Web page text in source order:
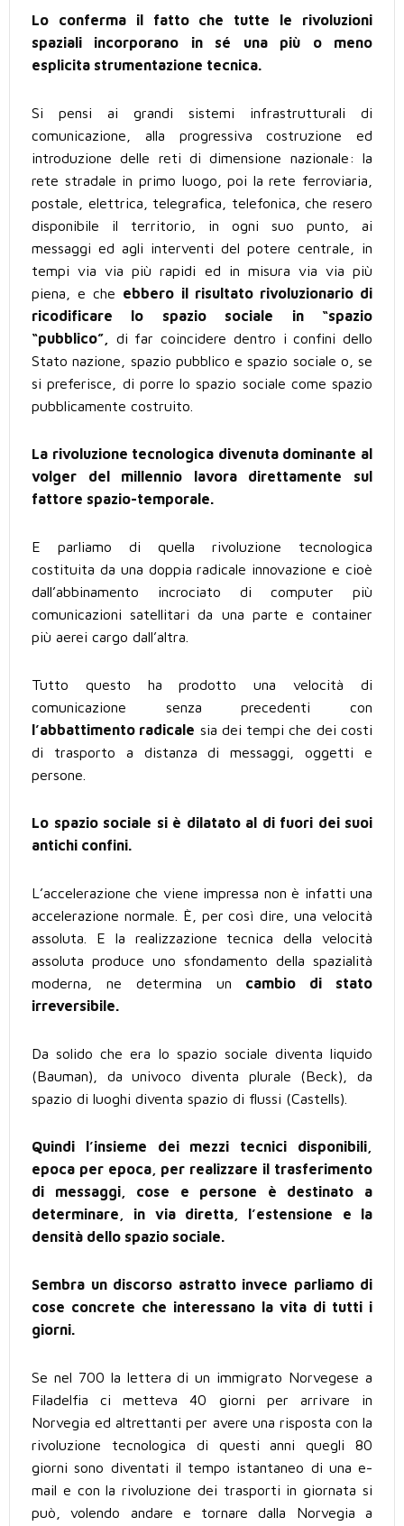
Lo conferma il fatto che tutte le rivoluzioni
spaziali incorporano in sé una più o meno
esplicita strumentazione tecnica.
Si pensi ai grandi sistemi infrastrutturali di
comunicazione, alla progressiva costruzione ed
introduzione delle reti di dimensione nazionale: la
rete stradale in primo luogo, poi la rete ferroviaria,
postale, elettrica, telegrafica, telefonica, che resero
disponibile il territorio, in ogni suo punto, ai
messaggi ed agli interventi del potere centrale, in
tempi via via più rapidi ed in misura via via più
piena, e che ebbero il risultato rivoluzionario di
ricodificare lo spazio sociale in “spazio
“pubblico”,
di far coincidere dentro i confini dello
Stato nazione, spazio pubblico e spazio sociale o, se
si preferisce, di porre lo spazio sociale come spazio
pubblicamente costruito.
La rivoluzione tecnologica divenuta dominante al
volger del millennio lavora direttamente sul
fattore spazio-temporale.
E parliamo di quella rivoluzione tecnologica
costituita da una doppia radicale innovazione e cioè
dall’abbinamento incrociato di computer più
comunicazioni satellitari da una parte e container
più aerei cargo dall’altra.
Tutto questo ha prodotto una velocità di
comunicazione senza precedenti con
l’abbattimento radicale sia dei tempi che dei costi
di trasporto a distanza di messaggi, oggetti e
persone.
Lo spazio sociale si è dilatato al di fuori dei suoi
antichi confini.
L’accelerazione che viene impressa non è infatti una
accelerazione normale. È, per così dire, una velocità
assoluta. E la realizzazione tecnica della velocità
assoluta produce uno sfondamento della spazialità
moderna, ne determina un cambio di stato
irreversibile.
Da solido che era lo spazio sociale diventa liquido
(Bauman), da univoco diventa plurale (Beck), da
spazio di luoghi diventa spazio di flussi (Castells).
Quindi l’insieme dei mezzi tecnici disponibili,
epoca per epoca, per realizzare il trasferimento
di messaggi, cose e persone è destinato a
determinare, in via diretta, l’estensione e la
densità dello spazio sociale.
Sembra un discorso astratto invece parliamo di
cose concrete che interessano la vita di tutti i
giorni.
Se nel 700 la lettera di un immigrato Norvegese a
Filadelfia ci metteva 40 giorni per arrivare in
Norvegia ed altrettanti per avere una risposta con la
rivoluzione tecnologica di questi anni quegli 80
giorni sono diventati il tempo istantaneo di una e-
mail e con la rivoluzione dei trasporti in giornata si
può, volendo andare e tornare dalla Norvegia a